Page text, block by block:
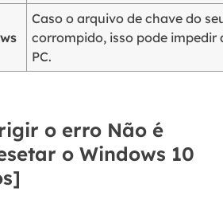
Caso o arquivo de chave do
corrompido, isso pode
PC.
o erro Não é
o Windows 10